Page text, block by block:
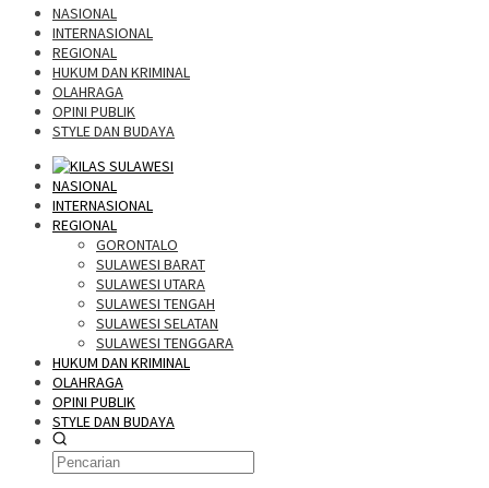
NASIONAL
INTERNASIONAL
REGIONAL
HUKUM DAN KRIMINAL
OLAHRAGA
OPINI PUBLIK
STYLE DAN BUDAYA
NASIONAL
INTERNASIONAL
REGIONAL
GORONTALO
SULAWESI BARAT
SULAWESI UTARA
SULAWESI TENGAH
SULAWESI SELATAN
SULAWESI TENGGARA
HUKUM DAN KRIMINAL
OLAHRAGA
OPINI PUBLIK
STYLE DAN BUDAYA